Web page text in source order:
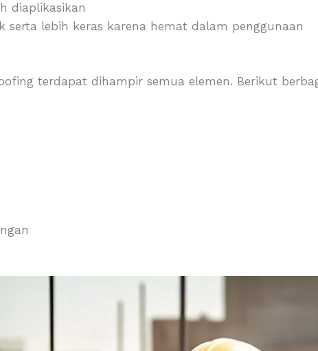
diaplikasikan
lebih keras karena hemat dalam penggunaan
terdapat dihampir semua elemen. Berikut